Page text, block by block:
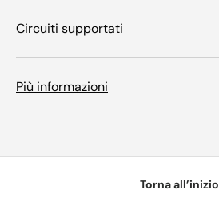
Circuiti supportati
Più informazioni
Torna all’inizio